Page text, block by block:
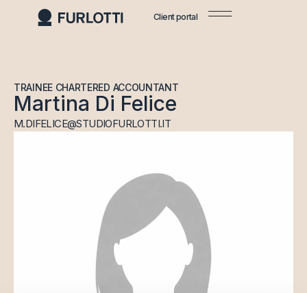
Client portal
TRAINEE CHARTERED ACCOUNTANT
Martina Di Felice
M.DIFELICE@STUDIOFURLOTTI.IT